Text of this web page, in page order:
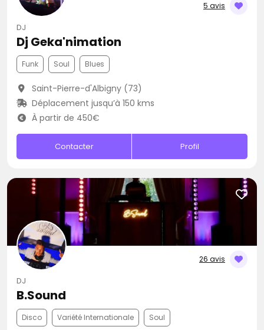
5 avis
DJ
Dj Geka'nimation
Funk Soul Blues
Saint-Pierre-d'Albigny (73)
Déplacement jusqu’à 150 kms
À partir de 450€
Contacter Profil
26 avis
DJ
B.Sound
Disco Variété Internationale Soul